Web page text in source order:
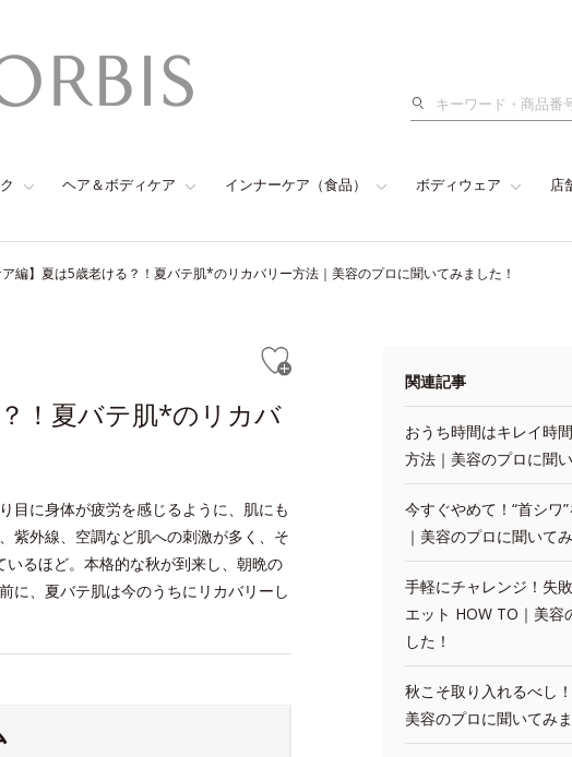
検
ヘア＆ボディケア インナーケア（食品） ボディウェア 店
ア編】夏は5歳老ける？！夏バテ肌*のリカバリー方法｜美容のプロに聞いてみました！
！夏バテ肌*のリカバ
目に身体が疲労を感じるように、肌にも
紫外線、空調など肌への刺激が多く、そ
るほど。本格的な秋が到来し、朝晩の
に、夏バテ肌は今のうちにリカバリーし
関連記事
おうち時間はキレイ時
方法｜美容のプロに聞
今すぐやめて！“首シワ
｜美容のプロに聞いて
手軽にチャレンジ！失
エット HOW TO｜美容
した！
秋こそ取り入れるべし
美容のプロに聞いてみ